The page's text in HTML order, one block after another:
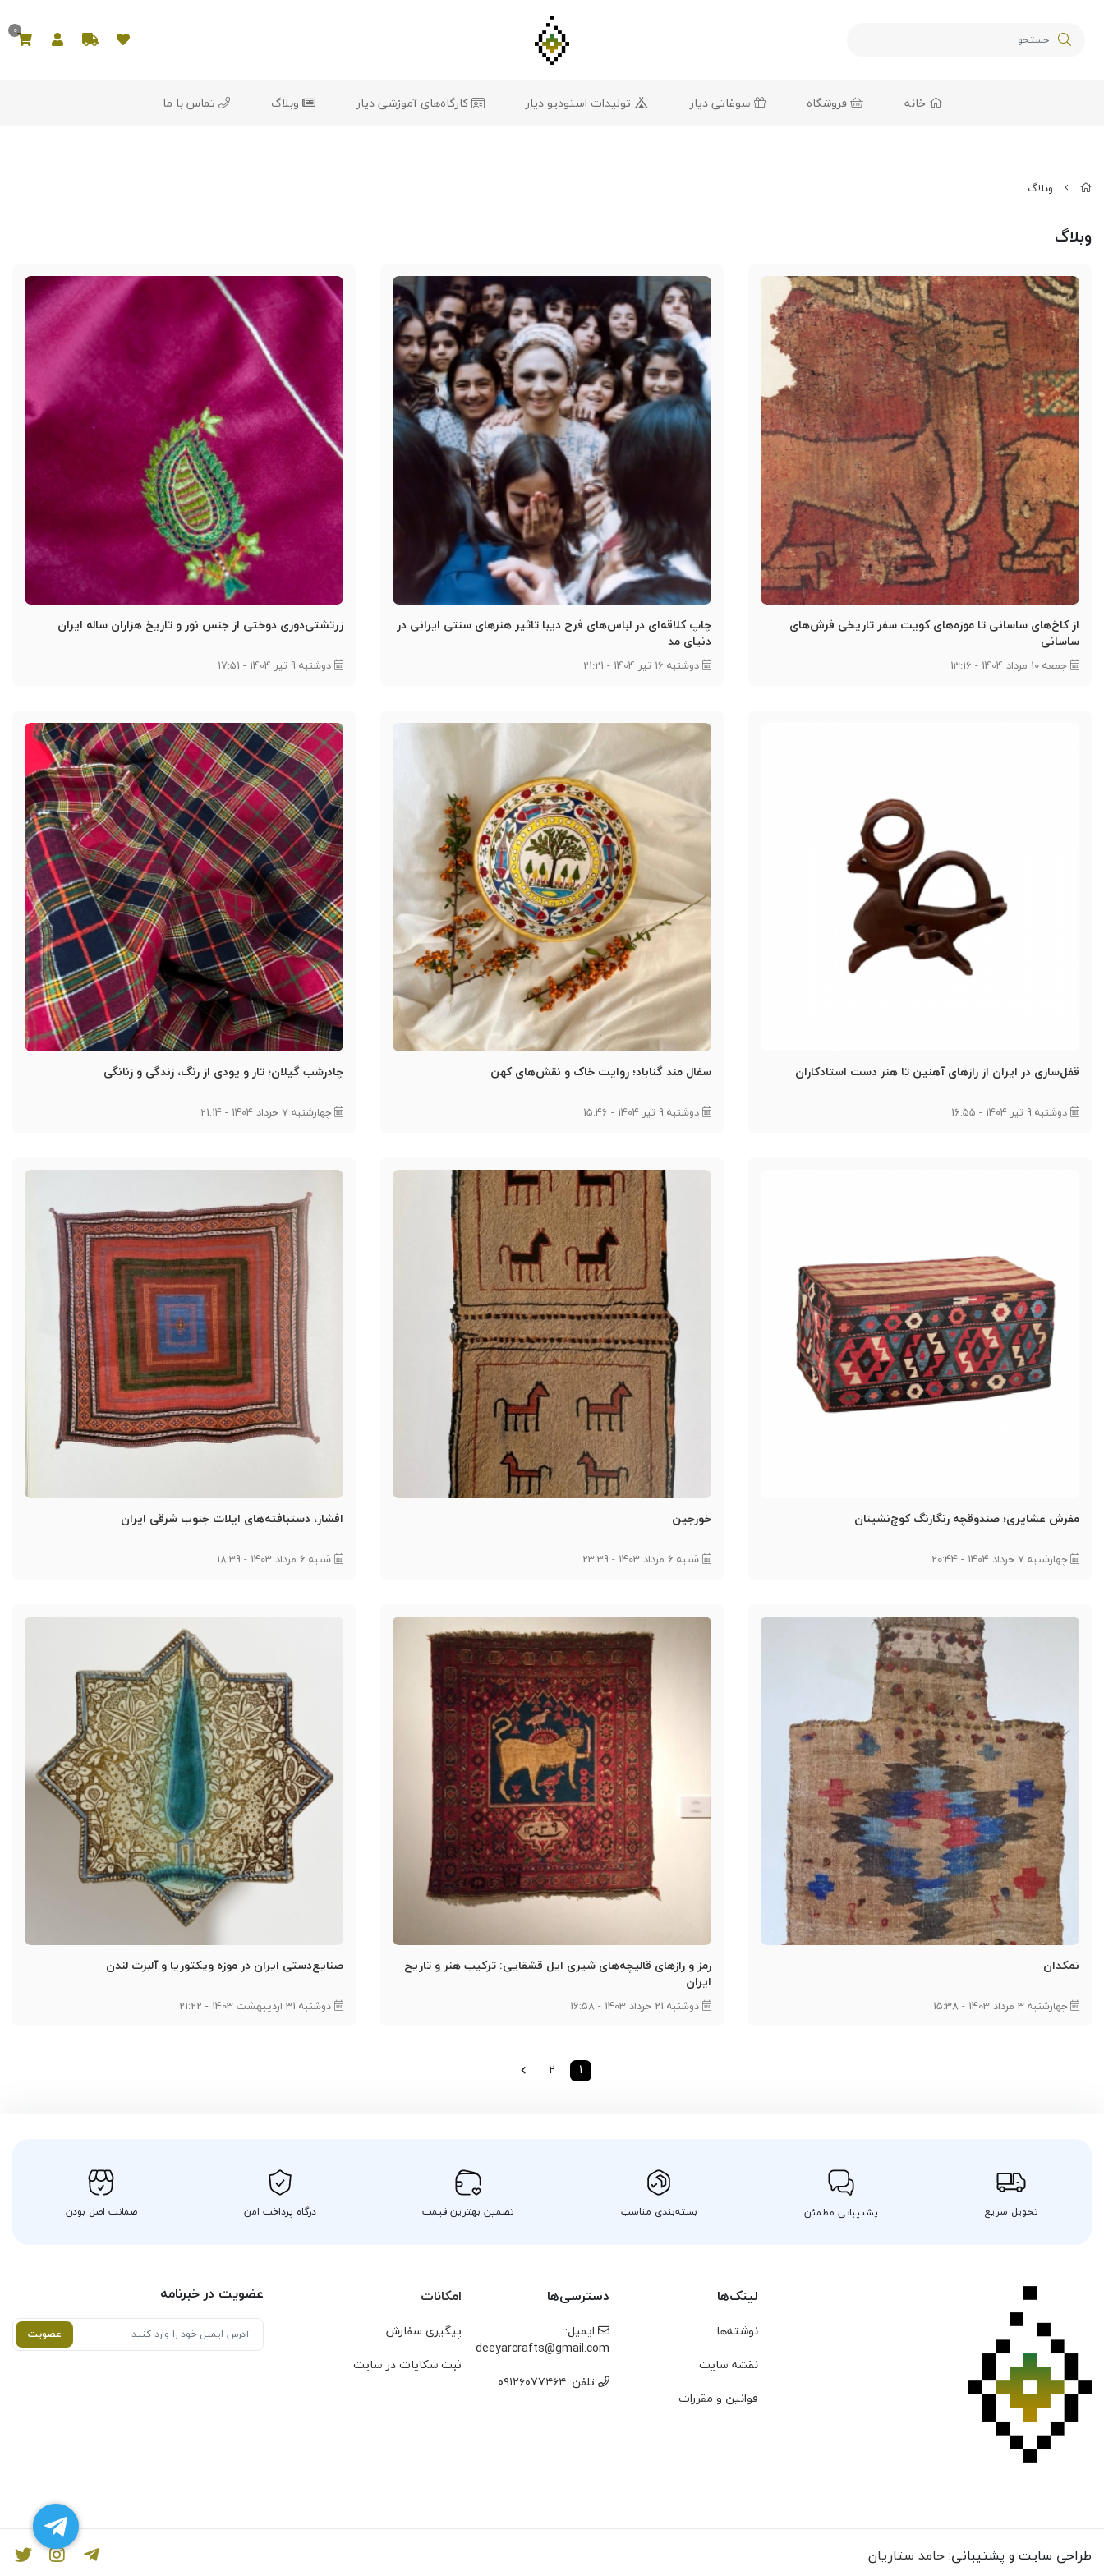
0
خانه فروشگاه سوغاتی دیار تولیدات استودیو دیار کارگاه‌های آموزشی دیار وبلاگ تماس با ما
وبلاگ
وبلاگ
از کاخ‌های ساسانی تا موزه‌های کویت سفر تاریخی فرش‌های
ساسانی
جمعه 10 مرداد 1404 - 13:16
چاپ کلاقه‌ای در لباس‌های فرح دیبا تاثیر هنرهای سنتی ایرانی در
دنیای مد
دوشنبه 16 تیر 1404 - 21:21
زرتشتی‌دوزی دوختی از جنس نور و تاریخ هزاران ساله ایران
دوشنبه 9 تیر 1404 - 17:51
قفل‌سازی در ایران از رازهای آهنین تا هنر دست استادکاران
دوشنبه 9 تیر 1404 - 16:55
سفال مند گناباد؛ روایت خاک و نقش‌های کهن
دوشنبه 9 تیر 1404 - 15:46
چادرشب گیلان؛ تار و پودی از رنگ، زندگی و زنانگی
چهارشنبه 7 خرداد 1404 - 21:14
مفرش عشایری؛ صندوقچه رنگارنگ کوچ‌نشینان
چهارشنبه 7 خرداد 1404 - 20:44
خورجین
شنبه 6 مرداد 1403 - 23:39
افشار،‌ دستبافته‌های ایلات جنوب شرقی ایران
شنبه 6 مرداد 1403 - 18:39
نمکدان
چهارشنبه 3 مرداد 1403 - 15:38
رمز و رازهای قالیچه‌های شیری ایل قشقایی: ترکیب هنر و تاریخ
ایران
دوشنبه 21 خرداد 1403 - 16:58
صنایع‌دستی ایران در موزه ویکتوریا و آلبرت لندن
دوشنبه 31 اردیبهشت 1403 - 21:22
1
2
تحویل سریع پشتیبانی مطمئن بسته‌بندی مناسب تضمین بهترین قیمت درگاه پرداخت امن ضمانت اصل بودن
لینک‌ها
نوشته‌ها
نقشه سایت
قوانین و مقررات
دسترسی‌ها
ایمیل:
deeyarcrafts@gmail.com
تلفن: ۰۹۱۲۶۰۷۷۴۶۴
امکانات
پیگیری سفارش
ثبت شکایات در سایت
عضویت در خبرنامه
عضویت
طراحی سایت و پشتیبانی:حامد ستاریان